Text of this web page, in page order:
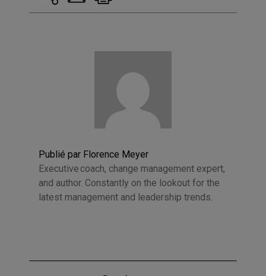
Publié par Florence Meyer
Executive coach, change management expert,
and author. Constantly on the lookout for the
latest management and leadership trends.